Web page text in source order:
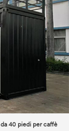
40 piedi per caffè